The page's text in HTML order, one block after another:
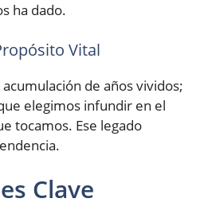
ha dado.
Vital
de años vividos;
elegimos infundir en el
tocamos. Ese legado
Clave